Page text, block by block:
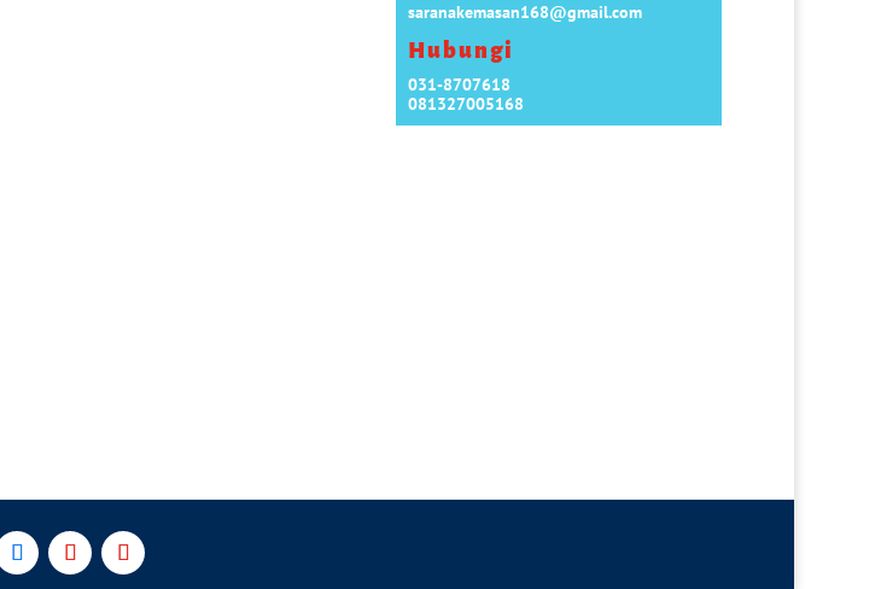
saranakemasan168@gmail.com
Hubungi
031-8707618
081327005168